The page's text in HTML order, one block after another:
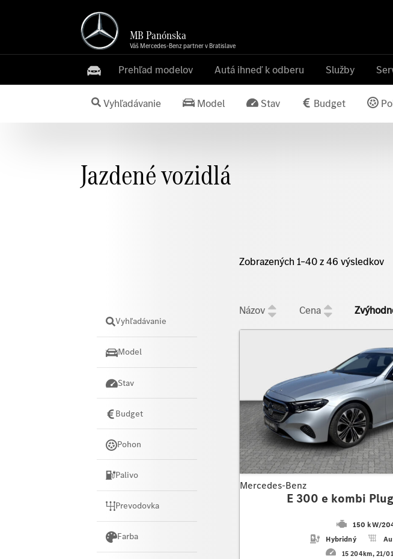
MB Panónska
Váš Mercedes-Benz partner v Bratislave
Prehľad modelov Autá ihneď k odberu Služby
Vyhľadávanie Model Stav Budget
Jazdené vozidlá
Zobrazených 1–40 z 46 výsledkov
Názov Cena
Mercedes-Benz
E 300 e kombi
150 kW/
Hybridný
15 204km 21/
Vyhľadávanie
Model
Stav
Budget
Pohon
Palivo
Prevodovka
Farba